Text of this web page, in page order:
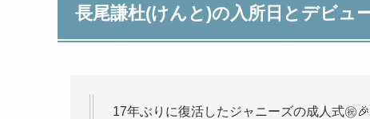
長尾謙杜(けんと)の入所日とデビュ
17年ぶりに復活したジャニーズの成人式㊗️